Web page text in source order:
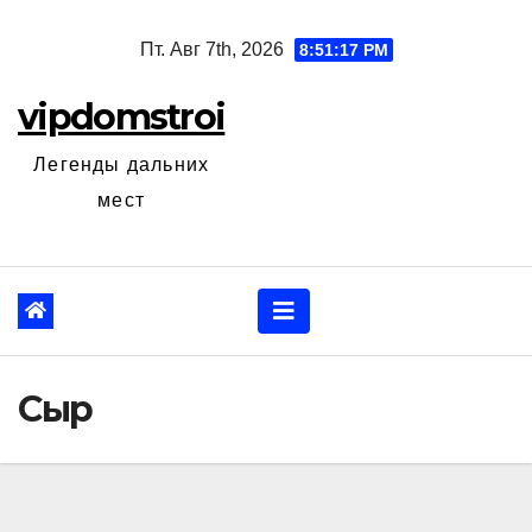
Пт. Авг 7th, 2026 8:51:18 PM
vipdomstroi
Легенды дальних
мест
Сыр